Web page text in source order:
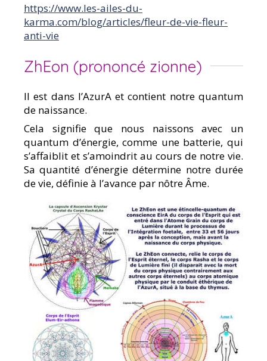
https://www.les-ailes-du-
karma.com/blog/articles/fleur-de-vie-fleur-
anti-vie
ZhEon (prononcé zionne)
Il est dans l’AzurA et contient notre quantum
de naissance.
Cela signifie que nous naissons avec un
quantum d’énergie, comme une batterie, qui
s’affaiblit et s’amoindrit au cours de notre vie.
Sa quantité d’énergie détermine notre durée
de vie, définie à l’avance par nôtre Âme.